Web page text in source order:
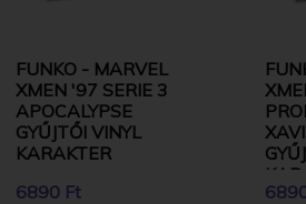
FUNKO - MARVEL
XMEN '97 SERIE 3
APOCALYPSE
GYŰJTŐI VINYL
KARAKTER
6890 Ft